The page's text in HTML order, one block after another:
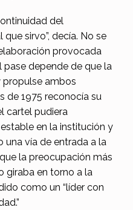
del
que sirvo”, decía. No se
provocada
pase depende de que la
propulse ambos
de 1975 reconocía su
cartel pudiera
en la institución y
una vía de entrada a la
la preocupación más
giraba en torno a la
como un “líder con